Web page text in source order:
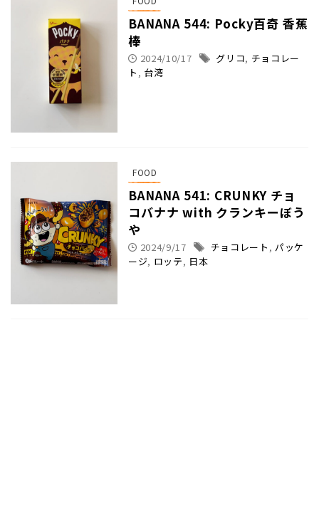
BANANA 544: Pocky百奇 香蕉
棒
2024/10/17 グリコ, チョコレー
ト , 台湾
FOOD
BANANA 541: CRUNKY チョ
コバナナ with クランキーぼう
や
2024/9/17 チョコレート , パッケ
ージ, ロッテ, 日本